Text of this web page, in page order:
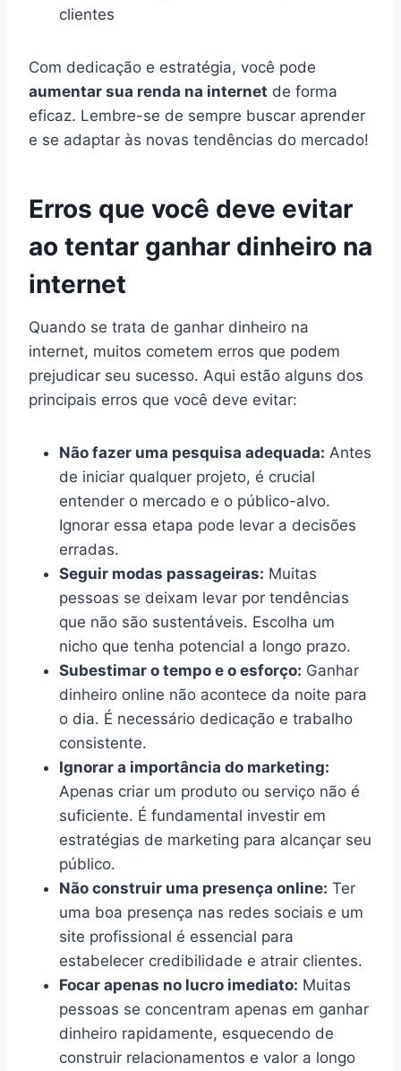
clientes
Com dedicação e estratégia, você pode
aumentar sua renda na internet de forma
eficaz. Lembre-se de sempre buscar aprender
e se adaptar às novas tendências do mercado!
Erros que você deve evitar
ao tentar ganhar dinheiro na
internet
Quando se trata de ganhar dinheiro na
internet, muitos cometem erros que podem
prejudicar seu sucesso. Aqui estão alguns dos
principais erros que você deve evitar:
Não fazer uma pesquisa adequada: Antes
de iniciar qualquer projeto, é crucial
entender o mercado e o público-alvo.
Ignorar essa etapa pode levar a decisões
erradas.
Seguir modas passageiras: Muitas
pessoas se deixam levar por tendências
que não são sustentáveis. Escolha um
nicho que tenha potencial a longo prazo.
Subestimar o tempo e o esforço: Ganhar
dinheiro online não acontece da noite para
o dia. É necessário dedicação e trabalho
consistente.
Ignorar a importância do marketing:
Apenas criar um produto ou serviço não é
suficiente. É fundamental investir em
estratégias de marketing para alcançar seu
público.
Não construir uma presença online: Ter
uma boa presença nas redes sociais e um
site profissional é essencial para
estabelecer credibilidade e atrair clientes.
Focar apenas no lucro imediato: Muitas
pessoas se concentram apenas em ganhar
dinheiro rapidamente, esquecendo de
construir relacionamentos e valor a longo